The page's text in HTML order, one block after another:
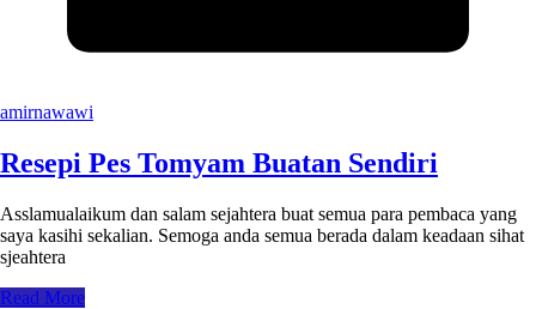
amirnawawi
Resepi Pes Tomyam Buatan Sendiri
Asslamualaikum dan salam sejahtera buat semua para pembaca yang
saya kasihi sekalian. Semoga anda semua berada dalam keadaan sihat
sjeahtera
Read More